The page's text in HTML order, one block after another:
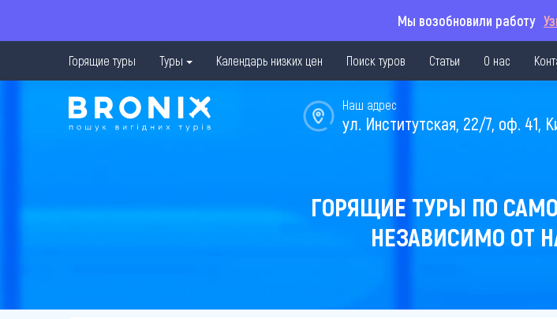
Мы возобновили работу
Горящие туры Туры Календарь низких цен Поиск туров Статьи О нас
Наш адрес
ул. Институтская, 22/7, оф. 41,
ГОРЯЩИЕ ТУРЫ ПО
НЕЗАВИСИМО ОТ